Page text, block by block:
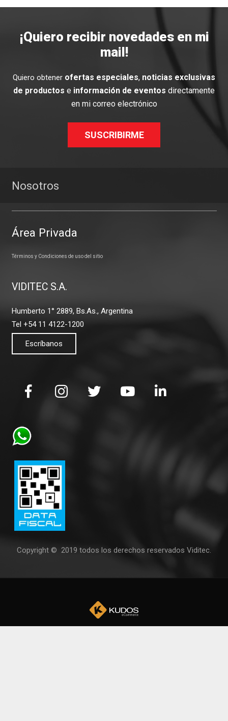
¡Quiero recibir novedades en mi
mail!
Quiero obtener ofertas especiales, noticias exclusivas
de productos e información de eventos directamente
en mi correo electrónico
SUSCRIBIRME
Nosotros
Área Privada
Términos y Condiciones de uso del sitio
VIDITEC S.A.
Humberto 1° 2889, Bs.As., Argentina
Tel +54 11 4122-1200
Escríbanos
Copyright © 2019 todos los derechos reservados Viditec.